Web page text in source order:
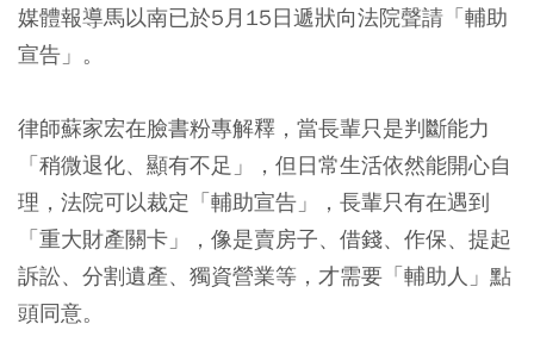
媒體報導馬以南已於5月15日遞狀向法院聲請「輔助
宣告」。
律師蘇家宏在臉書粉專解釋，當長輩只是判斷能力
「稍微退化、顯有不足」，但日常生活依然能開心自
理，法院可以裁定「輔助宣告」，長輩只有在遇到
「重大財產關卡」，像是賣房子、借錢、作保、提起
訴訟、分割遺產、獨資營業等，才需要「輔助人」點
頭同意。